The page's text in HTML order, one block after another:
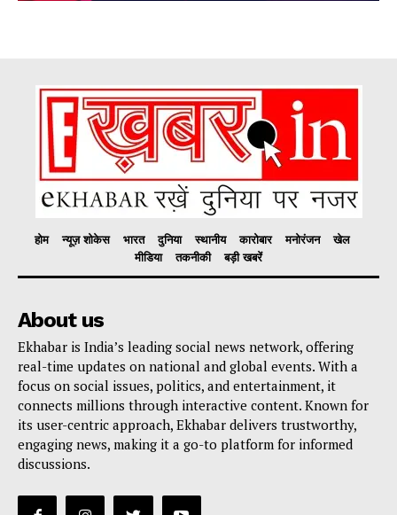
होम न्यूज़ शोकेस भारत दुनिया स्थानीय कारोबार मनोरंजन
खेल
मीडिया
तकनीकी बड़ी खबरें
About us
Ekhabar is India’s leading social news network, offering
real-time updates on national and global events. With a
focus on social issues, politics, and entertainment, it
connects millions through interactive content. Known for
its user-centric approach, Ekhabar delivers trustworthy,
engaging news, making it a go-to platform for informed
discussions.